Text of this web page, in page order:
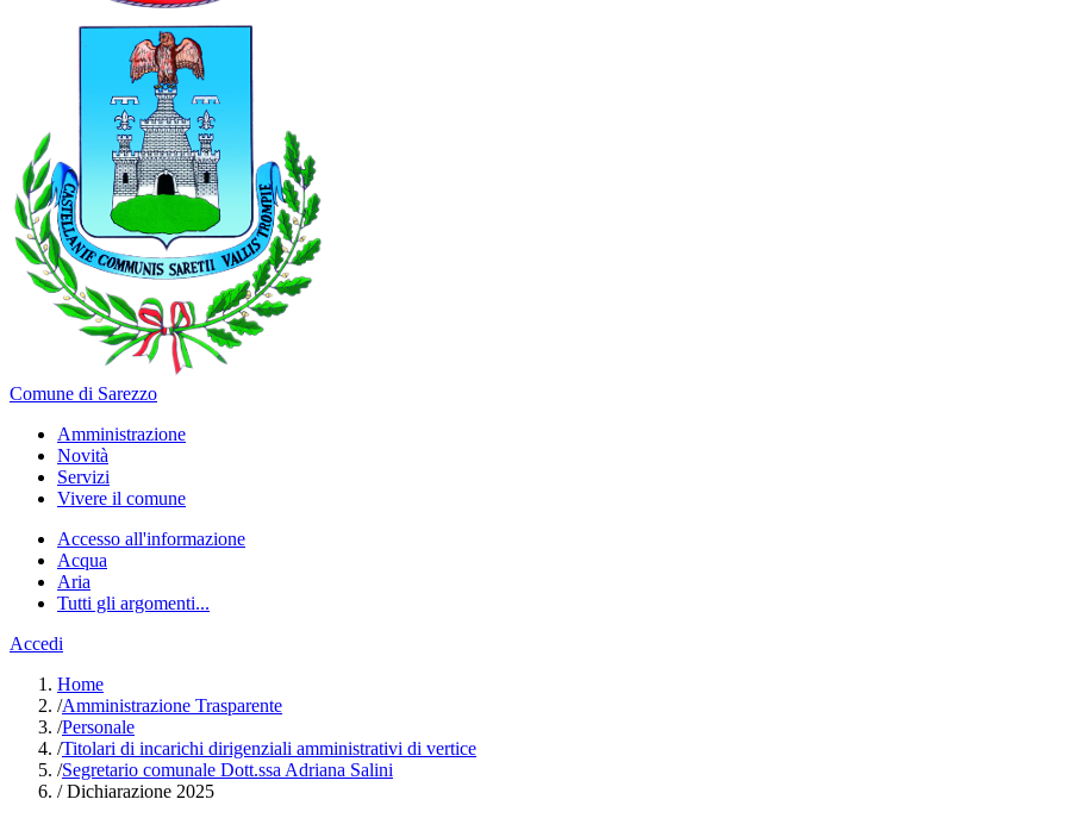
Comune di Sarezzo
Amministrazione
Novità
Servizi
Vivere il comune
Accesso all'informazione
Acqua
Aria
Tutti gli argomenti...
Accedi
Home
/Amministrazione Trasparente
/Personale
/Titolari di incarichi dirigenziali amministrativi di vertice
/Segretario comunale Dott.ssa Adriana Salini
/Dichiarazione 2025